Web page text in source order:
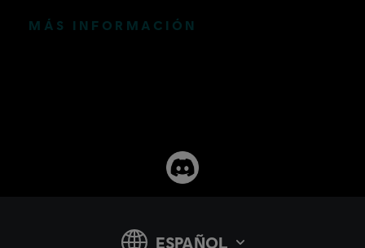
MÁS INFORMACIÓN